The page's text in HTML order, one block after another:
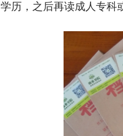
学历，之后再读成人专科